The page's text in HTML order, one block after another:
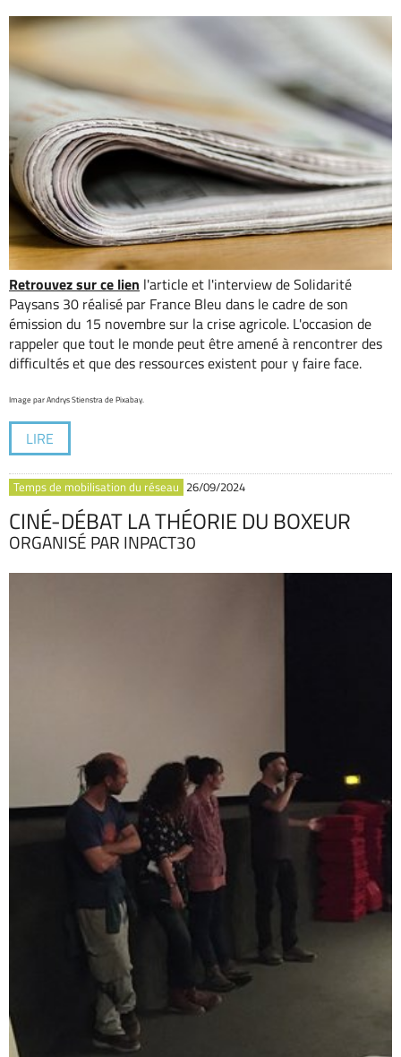
Retrouvez sur ce lien l'article et l'interview de Solidarité
Paysans 30 réalisé par France Bleu dans le cadre de son
émission du 15 novembre sur la crise agricole. L'occasion de
rappeler que tout le monde peut être amené à rencontrer des
difficultés et que des ressources existent pour y faire face.
Image par Andrys Stienstra de Pixabay.
LIRE
Temps de mobilisation du réseau 26/09/2024
CINÉ-DÉBAT LA THÉORIE DU BOXEUR
ORGANISÉ PAR INPACT30